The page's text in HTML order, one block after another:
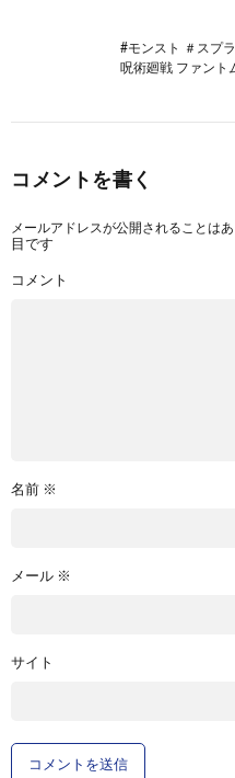
#モンスト ＃スプ
呪術廻戦 ファント
コメントを書く
メールアドレスが公開されることはあ
目です
コメント
名前 ※
メール ※
サイト